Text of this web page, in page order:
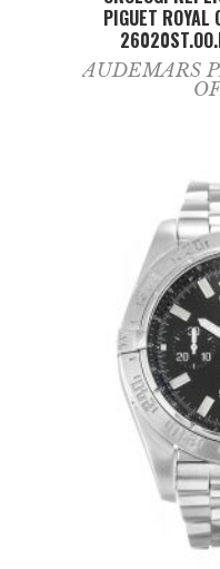
PIGUET ROYAL
AUDEMARS